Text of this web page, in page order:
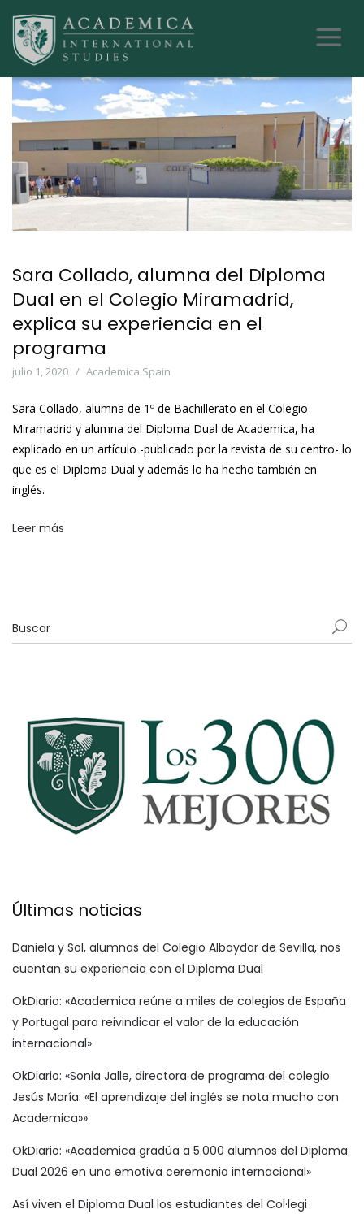
Sara Collado, alumna del Diploma
Dual en el Colegio Miramadrid,
explica su experiencia en el
programa
julio 1, 2020 Academica Spain
Sara Collado, alumna de 1º de Bachillerato en el Colegio
Miramadrid y alumna del Diploma Dual de Academica, ha
explicado en un artículo -publicado por la revista de su centro- lo
que es el Diploma Dual y además lo ha hecho también en
inglés.
Leer más
Últimas noticias
Daniela y Sol, alumnas del Colegio Albaydar de Sevilla, nos
cuentan su experiencia con el Diploma Dual
OkDiario: «Academica reúne a miles de colegios de España
y Portugal para reivindicar el valor de la educación
internacional»
OkDiario: «Sonia Jalle, directora de programa del colegio
Jesús María: «El aprendizaje del inglés se nota mucho con
Academica»»
OkDiario: «Academica gradúa a 5.000 alumnos del Diploma
Dual 2026 en una emotiva ceremonia internacional»
Así viven el Diploma Dual los estudiantes del Col·legi